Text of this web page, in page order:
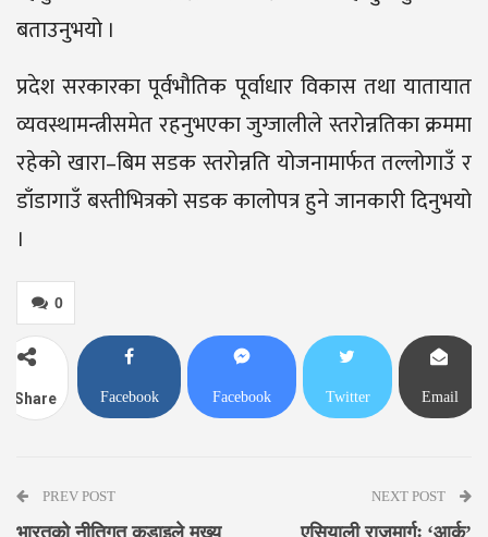
बताउनुभयो ।
प्रदेश सरकारका पूर्वभौतिक पूर्वाधार विकास तथा यातायात
व्यवस्थामन्त्रीसमेत रहनुभएका जुग्जालीले स्तरोन्नतिका क्रममा
रहेको खारा–बिम सडक स्तरोन्नति योजनामार्फत तल्लोगाउँ र
डाँडागाउँ बस्तीभित्रको सडक कालोपत्र हुने जानकारी दिनुभयो
।
0
Share Facebook Facebook Twitter Email
PREV POST NEXT POST